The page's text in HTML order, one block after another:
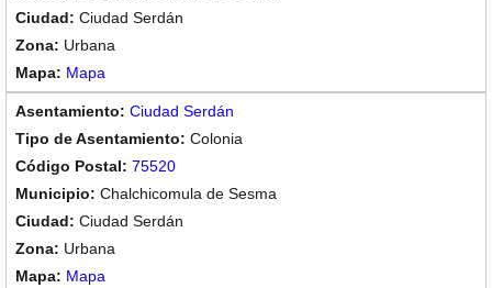
Ciudad Serdán
Urbana
Mapa
Ciudad Serdán
Colonia
75520
Chalchicomula de Sesma
Ciudad Serdán
Urbana
Mapa